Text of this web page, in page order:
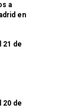
a
en
21 de
20 de